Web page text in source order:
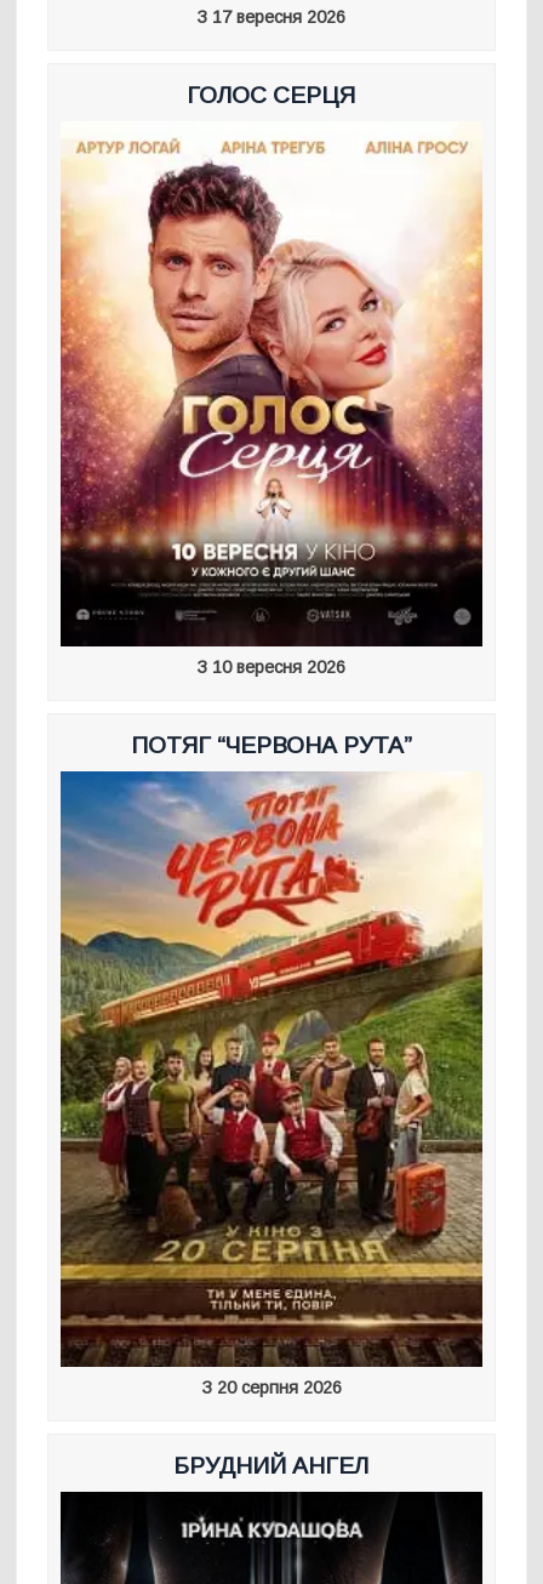
З 17 вересня 2026
ГОЛОС СЕРЦЯ
З 10 вересня 2026
ПОТЯГ “ЧЕРВОНА РУТА”
З 20 серпня 2026
БРУДНИЙ АНГЕЛ